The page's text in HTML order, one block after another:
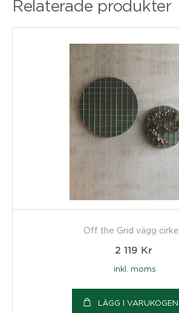
Relaterade produkter
Off the Grid vägg cirkel
2 119 Kr
inkl. moms
LÄGG I VARUKOGEN